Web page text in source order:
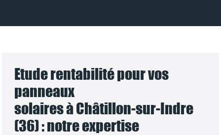
Etude rentabilité pour vos
panneaux
solaires à Châtillon-sur-Indre
(36) : notre expertise